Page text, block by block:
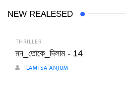
NEW REALESED
THRILLER
মন_তোকে_দিলাম - 14
LAMISA ANJUM